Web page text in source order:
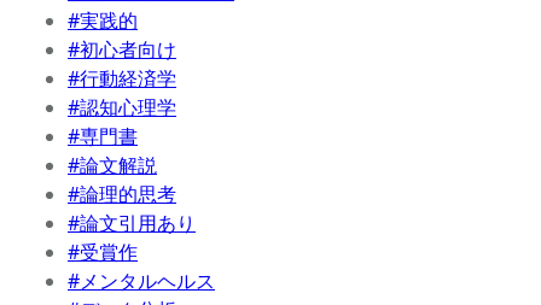
#実践的
#初心者向け
#行動経済学
#認知心理学
#専門書
#論文解説
#論理的思考
#論文引用あり
#受賞作
#メンタルヘルス